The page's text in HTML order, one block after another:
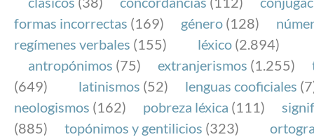
y la Real Academia Española, cuyo objetivo es
el buen uso del español en los medios de
Internet.
formas incorrectas (169) género (128)
regímenes verbales (155) léxico (2.894)
antropónimos (75) extranjerismos (1.255)
(649)
latinismos (52) lenguas cooficiales
neologismos (162) pobreza léxica (111)
(885)
topónimos y gentilicios (323)